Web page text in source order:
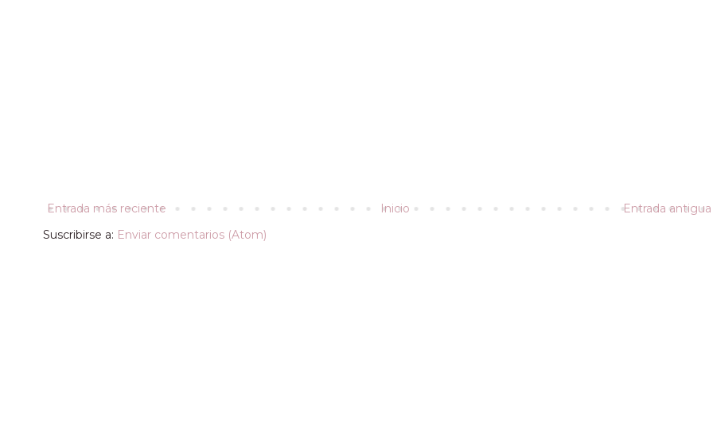
Entrada más reciente Entrada antigua
Inicio
Suscribirse a: Enviar comentarios (Atom)